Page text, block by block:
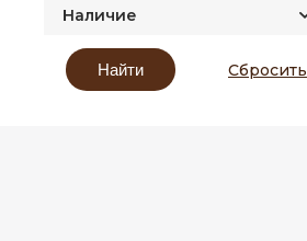
Наличие
Сбросить